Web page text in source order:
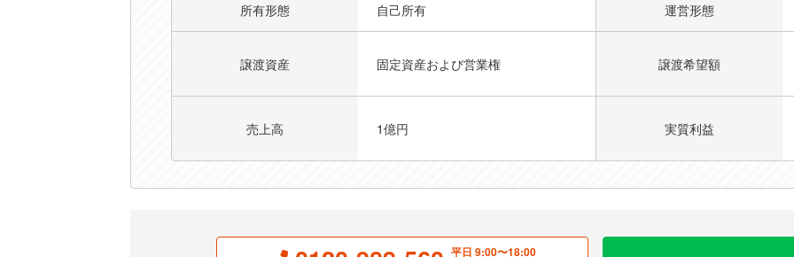
所有形態 自己所有 運営形態
譲渡資産 固定資産および営業権 譲渡希望額
売上高 1億円 実質利益
平日 9:00〜18:00